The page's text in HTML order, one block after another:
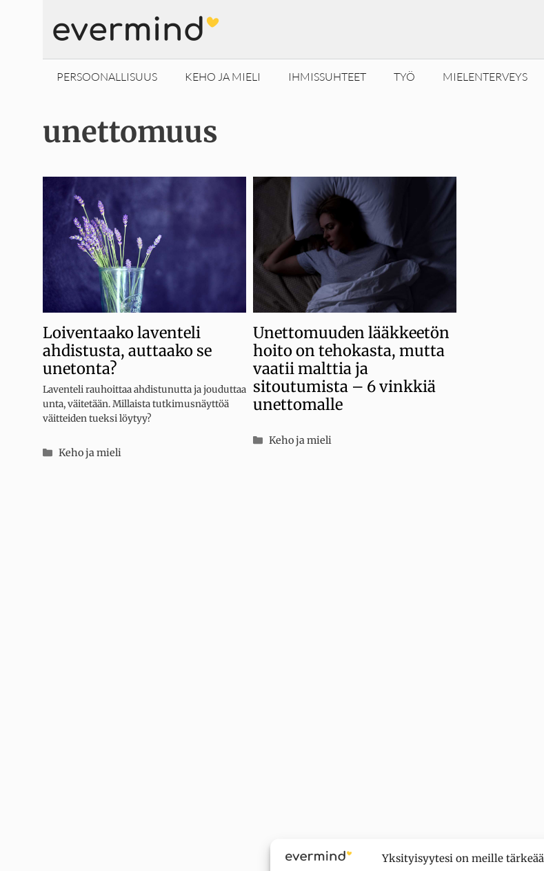
Yksityisyytesi on meille tärkeää
sisältöön
PERSOONALLISUUS KEHO JA MIELI IHMISSUHTEET TYÖ MIELENTERVEYS
unettomuus
Loiventaako laventeli
ahdistusta, auttaako se
unetonta?
Laventeli rauhoittaa ahdistunutta ja jouduttaa
unta, väitetään. Millaista tutkimusnäyttöä
väitteiden tueksi löytyy?
Kategoriat
Keho ja mieli
Unettomuuden lääkkeetön
hoito on tehokasta, mutta
vaatii malttia ja
sitoutumista – 6 vinkkiä
unettomalle
Kategoriat
Keho ja mieli